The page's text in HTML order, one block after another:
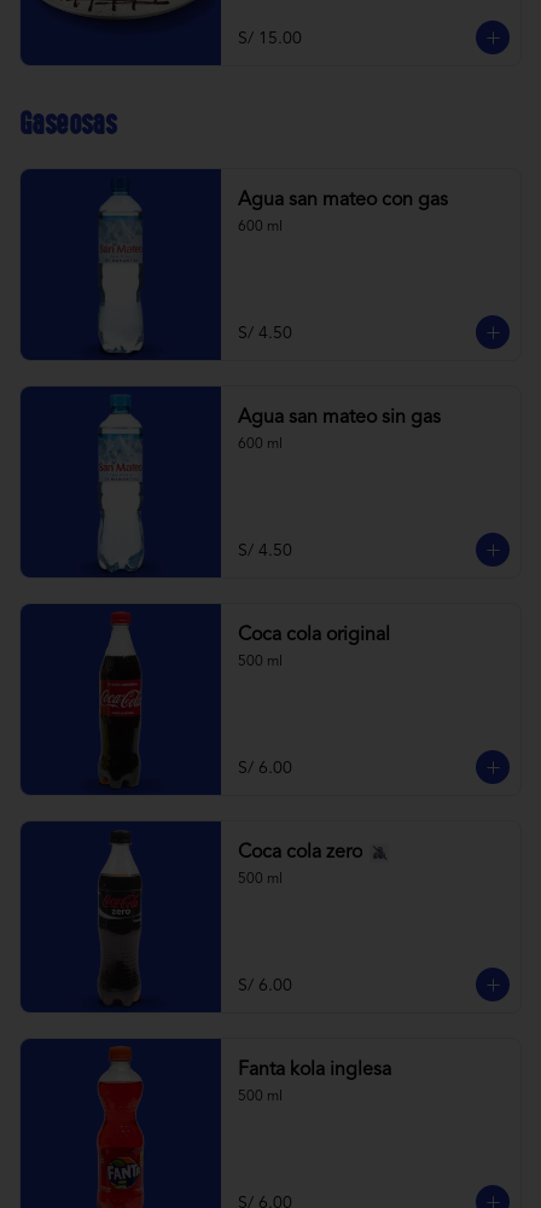
S/ 15.00
Gaseosas
Agua san mateo con gas
600 ml
S/ 4.50
Agua san mateo sin gas
600 ml
S/ 4.50
Coca cola original
500 ml
S/ 6.00
Coca cola zero
500 ml
S/ 6.00
Fanta kola inglesa
500 ml
S/ 6.00